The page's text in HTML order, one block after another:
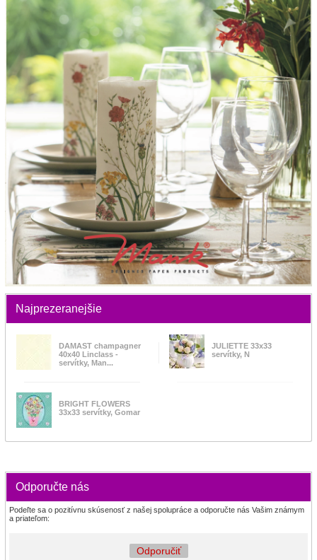
Najprezeranejšie
DAMAST champagner
40x40 Linclass -
servítky, Man...
JULIETTE 33x33
servítky, N
BRIGHT FLOWERS
33x33 servítky, Gomar
Odporučte nás
Podeľte sa o pozitívnu skúsenosť z našej spolupráce a odporučte nás Vašim známym
a priateľom:
Odporučiť